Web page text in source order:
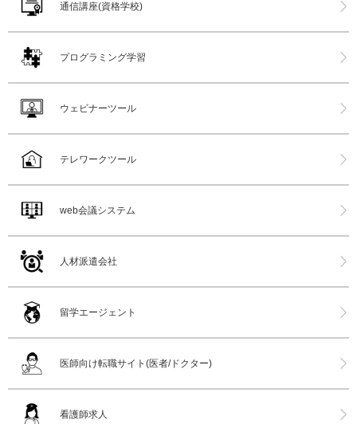
通信講座(資格学校)
プログラミング学習
ウェビナーツール
テレワークツール
web会議システム
人材派遣会社
留学エージェント
医師向け転職サイト(医者/ドクター)
看護師求人